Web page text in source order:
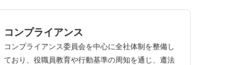
コンプライアンス
コンプライアンス委員会を中心に全社体制を整備し
ており、役職員教育や行動基準の周知を通じ、遵法